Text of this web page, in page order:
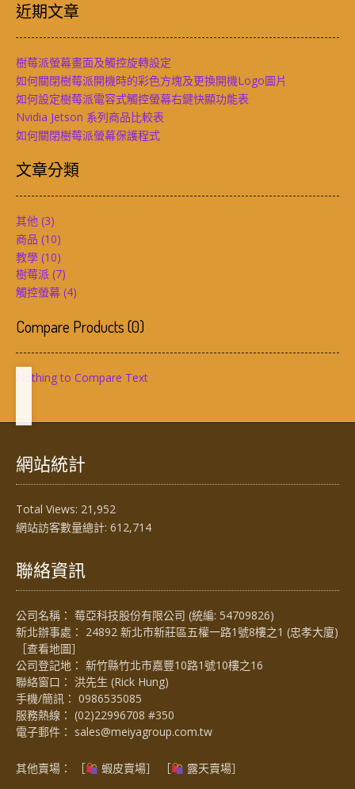
近期文章
樹莓派螢幕畫面及觸控旋轉設定
如何關閉樹莓派開機時的彩色方塊及更換開機Logo圖片
如何設定樹莓派電容式觸控螢幕右鍵快顯功能表
Nvidia Jetson 系列商品比較表
如何關閉樹莓派螢幕保護程式
文章分類
其他 (3)
商品 (10)
教學 (10)
樹莓派 (7)
觸控螢幕 (4)
Compare Products(0)
Nothing to Compare Text
網站統計
Total Views: 21,952
網站訪客數量總計: 612,714
聯絡資訊
公司名稱： 莓亞科技股份有限公司 (統編: 54709826)
新北辦事處： 24892 新北市新莊區五權一路1號8樓之1 (忠孝大廈)
［查看地圖］
公司登記地： 新竹縣竹北市嘉豐10路1號10樓之16
聯絡窗口： 洪先生 (Rick Hung)
手機/簡訊： 0986535085
服務熱線： (02)22996708 #350
電子郵件： sales@meiyagroup.com.tw
其他賣場： ［ 蝦皮賣場］ ［ 露天賣場］